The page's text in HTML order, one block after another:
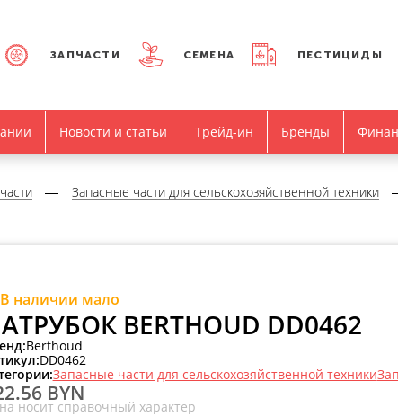
ЗАПЧАСТИ СЕМЕНА ПЕСТИЦИДЫ
Новости и статьи Трейд-ин Бренды
Запасные части для сельскохозяйственной техники
В наличии мало
BERTHOUD DD0462
Berthoud
DD0462
Запасные части для сельскохозяйственной техники
BYN
носит справочный характер